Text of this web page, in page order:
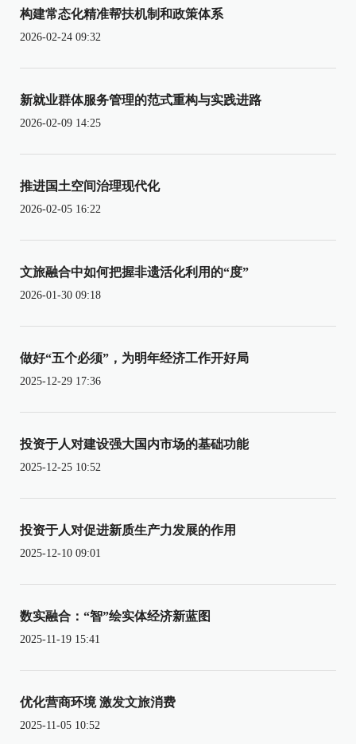
构建常态化精准帮扶机制和政策体系
2026-02-24 09:32
新就业群体服务管理的范式重构与实践进路
2026-02-09 14:25
推进国土空间治理现代化
2026-02-05 16:22
文旅融合中如何把握非遗活化利用的“度”
2026-01-30 09:18
做好“五个必须”，为明年经济工作开好局
2025-12-29 17:36
投资于人对建设强大国内市场的基础功能
2025-12-25 10:52
投资于人对促进新质生产力发展的作用
2025-12-10 09:01
数实融合：“智”绘实体经济新蓝图
2025-11-19 15:41
优化营商环境 激发文旅消费
2025-11-05 10:52